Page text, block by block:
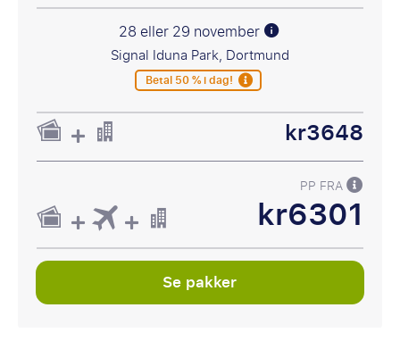
28 eller 29 november
Signal Iduna Park, Dortmund
Betal 50 % i dag!
kr3648
PP FRA
kr6301
Se pakker